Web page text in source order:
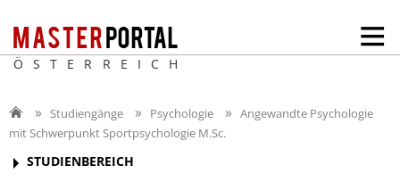
ÖSTERREICH
Studiengänge Psychologie
Angewandte Psychologie
mit Schwerpunkt Sportpsychologie M.Sc.
STUDIENBEREICH